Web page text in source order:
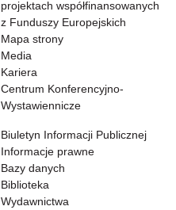
projektach współfinansowanych
z Funduszy Europejskich
Mapa strony
Media
Kariera
Centrum Konferencyjno-
Wystawiennicze
Biuletyn Informacji Publicznej
Informacje prawne
Bazy danych
Biblioteka
Wydawnictwa